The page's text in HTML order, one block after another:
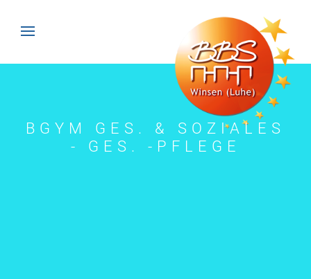
BGYM GES. & SOZIALES
- GES. -PFLEGE